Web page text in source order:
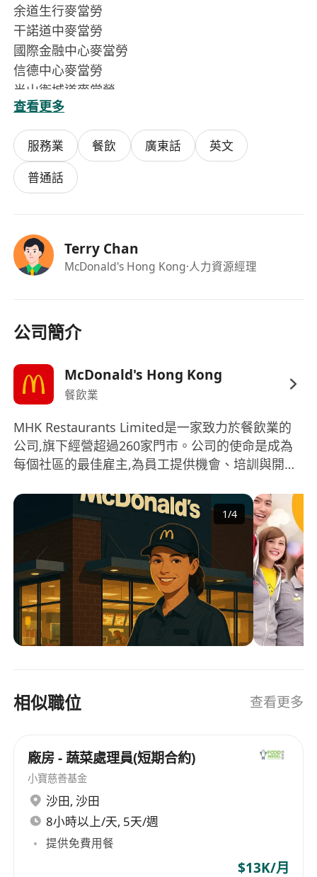
余道生行麥當勞
干諾道中麥當勞
國際金融中心麥當勞
信德中心麥當勞
半山衛城道麥當勞
長洲麥當勞
查看更多
服務業 餐飲 廣東話
英文
普通話
Terry Chan
McDonald's Hong Kong·人力資源經理
公司簡介
McDonald's Hong Kong
餐飲業
MHK Restaurants Limited是一家致力於餐飲業的
公司,旗下經營超過260家門市。公司的使命是成為
每個社區的最佳雇主,為員工提供機會、培訓與開
多元化是其核心價值之一。公司非常重視多元化的
企業文化和人才發展,為來自不同背景和教育水平的
員工提供學習和專業成長的機會。 MHK
Restaurants Limited相信透過這種多元化的做法,可
以促進員工的個人成長,並為企業帶來更多創新與發
展 MHK Restaurants Limited is a company
dedicated to the food and beverage industry,
operating over 260 outlets. The mission of the
company is to be the best employer in every
rewards and recognition for its employees.
importance on a diverse corporate culture and
talent development, offering learning and
professional growth opportunities to employees
from various backgrounds and educational
levels. MHK Restaurants Limited believes that
through this diversified approach, it can foster
personal growth among employees and bring
1/4
相似職位 查看更多
廠房 - 蔬菜處理員(短期合約)
小寶慈善基金
沙田, 沙田
8小時以上/天, 5天/週
提供免費用餐
$13K/月